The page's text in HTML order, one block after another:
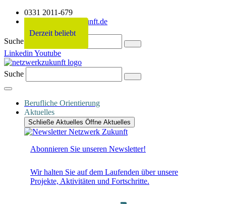
0331 2011-679
info@netzwerkzukunft.de
Suche
Linkedin Youtube
Suche
Berufliche Orientierung
Aktuelles
Schließe Aktuelles Öffne Aktuelles
Derzeit beliebt
Abonnieren Sie unseren Newsletter!
Wir halten Sie auf dem Laufenden über unsere
Projekte, Aktivitäten und Fortschritte.
Derzeit beliebt
Derzeit beliebt
Derzeit beliebt